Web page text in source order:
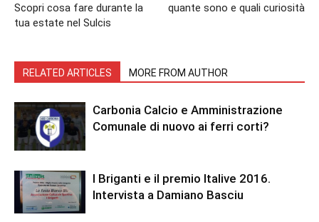
Scopri cosa fare durante la
tua estate nel Sulcis
quante sono e quali curiosità
RELATED ARTICLES MORE FROM AUTHOR
Carbonia Calcio e Amministrazione
Comunale di nuovo ai ferri corti?
I Briganti e il premio Italive 2016.
Intervista a Damiano Basciu